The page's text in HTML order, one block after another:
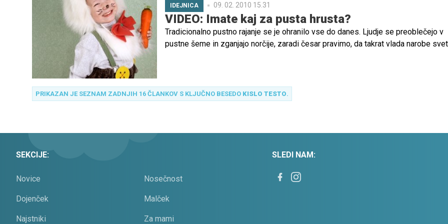
IDEJNICA 09. 02. 2010 15.31
VIDEO: Imate kaj za pusta hrusta?
Tradicionalno pustno rajanje se je ohranilo vse do danes. Ljudje se preoblečejo v
pustne šeme in zganjajo norčije, zaradi česar pravimo, da takrat vlada narobe
PRIKAZAN JE SEZNAM ZADNJIH 16 ČLANKOV S KLJUČNO BESEDO KISLO TESTO.
SEKCIJE:
Novice Nosečnost
Dojenček Malček
Najstniki Za mami
SLEDI NAM: